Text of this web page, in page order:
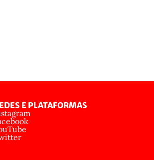
E PLATAFORMAS